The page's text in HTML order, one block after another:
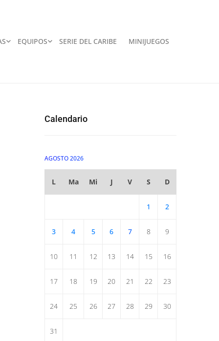
EQUIPOS SERIE DEL CARIBE MINIJUEGOS
Calendario
AGOSTO 2026
L Ma Mi J V S D
1 2
3 4 5 6 7 8 9
10 11 12 13 14 15 16
17 18 19 20 21 22 23
24 25 26 27 28 29 30
31